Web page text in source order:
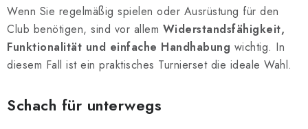
Wenn Sie regelmäßig spielen oder Ausrüstung für den
Club benötigen, sind vor allem Widerstandsfähigkeit,
Funktionalität und einfache Handhabung wichtig. In
diesem Fall ist ein praktisches Turnierset die ideale Wahl.
Schach für unterwegs